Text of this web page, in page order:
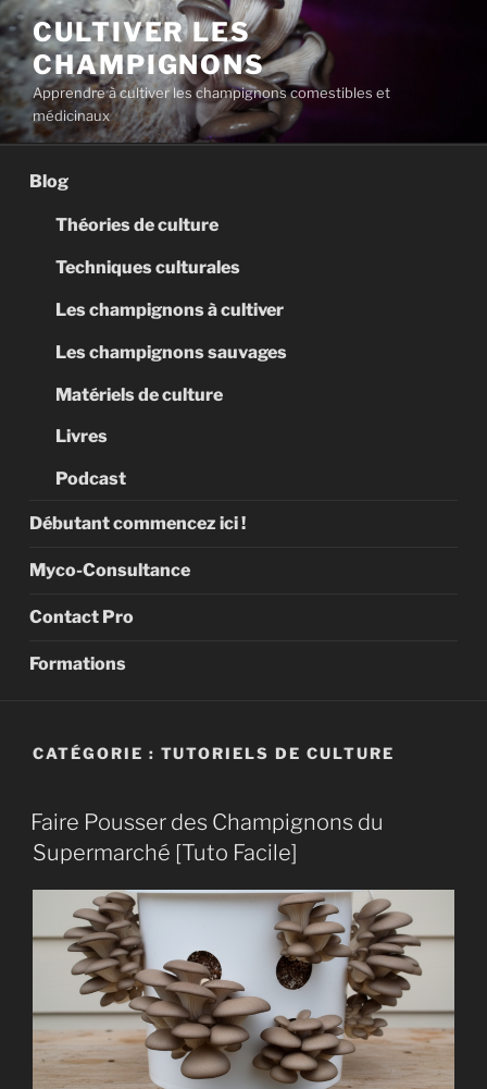
Aller
au
contenu
principal
CULTIVER LES
CHAMPIGNONS
Apprendre à cultiver les champignons comestibles et
médicinaux
Blog
Théories de culture
Techniques culturales
Les champignons à cultiver
Les champignons sauvages
Matériels de culture
Livres
Podcast
Débutant commencez ici !
Myco-Consultance
Contact Pro
Formations
CATÉGORIE : TUTORIELS DE CULTURE
Faire Pousser des Champignons du
Supermarché [Tuto Facile]